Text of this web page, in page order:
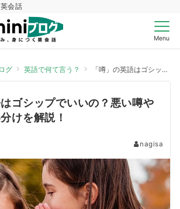
会話
Menu
グ 英語で何て言う？ 「噂」の英語はゴシップでいいの？悪い噂やデマなど使い分けを解説！
はゴシップでいいの？悪い噂や
けを解説！
nagisa